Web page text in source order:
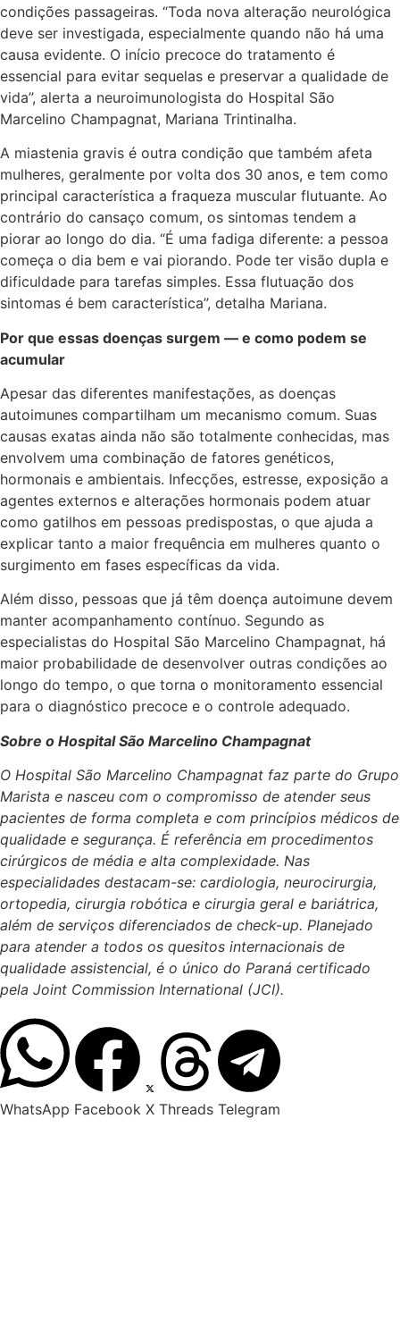
condições passageiras. “Toda nova alteração neurológica
deve ser investigada, especialmente quando não há uma
causa evidente. O início precoce do tratamento é
essencial para evitar sequelas e preservar a qualidade de
vida”, alerta a neuroimunologista do Hospital São
Marcelino Champagnat, Mariana Trintinalha.
A miastenia gravis é outra condição que também afeta
mulheres, geralmente por volta dos 30 anos, e tem como
principal característica a fraqueza muscular flutuante. Ao
contrário do cansaço comum, os sintomas tendem a
piorar ao longo do dia. “É uma fadiga diferente: a pessoa
começa o dia bem e vai piorando. Pode ter visão dupla e
dificuldade para tarefas simples. Essa flutuação dos
sintomas é bem característica”, detalha Mariana.
Por que essas doenças surgem — e como podem se
acumular
Apesar das diferentes manifestações, as doenças
autoimunes compartilham um mecanismo comum. Suas
causas exatas ainda não são totalmente conhecidas, mas
envolvem uma combinação de fatores genéticos,
hormonais e ambientais. Infecções, estresse, exposição a
agentes externos e alterações hormonais podem atuar
como gatilhos em pessoas predispostas, o que ajuda a
explicar tanto a maior frequência em mulheres quanto o
surgimento em fases específicas da vida.
Além disso, pessoas que já têm doença autoimune devem
manter acompanhamento contínuo. Segundo as
especialistas do Hospital São Marcelino Champagnat, há
maior probabilidade de desenvolver outras condições ao
longo do tempo, o que torna o monitoramento essencial
para o diagnóstico precoce e o controle adequado.
Sobre o Hospital São Marcelino Champagnat
O Hospital São Marcelino Champagnat faz parte do Grupo
Marista e nasceu com o compromisso de atender seus
pacientes de forma completa e com princípios médicos de
qualidade e segurança. É referência em procedimentos
cirúrgicos de média e alta complexidade. Nas
especialidades destacam-se: cardiologia, neurocirurgia,
ortopedia, cirurgia robótica e cirurgia geral e bariátrica,
além de serviços diferenciados de check-up. Planejado
para atender a todos os quesitos internacionais de
qualidade assistencial, é o único do Paraná certificado
pela Joint Commission International (JCI).
WhatsApp Facebook X Threads Telegram